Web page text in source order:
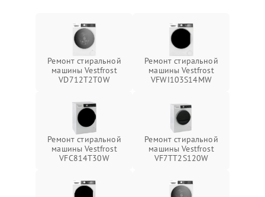
Ремонт стиральной
машины Vestfrost
VD712T2T0W
Ремонт стиральной
машины Vestfrost
VFWI103S14MW
Ремонт стиральной
машины Vestfrost
VFC814T30W
Ремонт стиральной
машины Vestfrost
VF7TT2S120W